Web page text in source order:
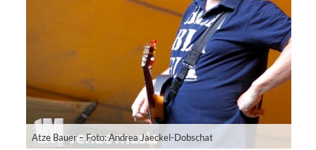
Atze Bauer – Foto: Andrea Jaeckel-Dobschat